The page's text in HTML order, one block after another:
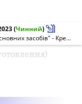
(Чинний)
Дебет 152 "Придбання (виготовлення) основних засобів" - Кредит 642 "Розрахунки за обов'язковими платежами"